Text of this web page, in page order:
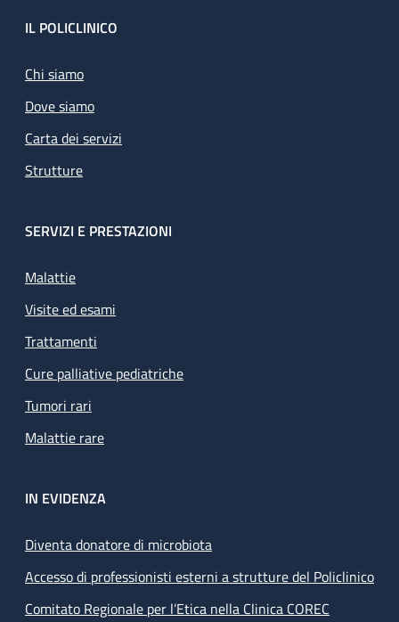
Footer
IL POLICLINICO
Chi siamo
Dove siamo
Carta dei servizi
Strutture
SERVIZI E PRESTAZIONI
Malattie
Visite ed esami
Trattamenti
Cure palliative pediatriche
Tumori rari
Malattie rare
IN EVIDENZA
Diventa donatore di microbiota
Accesso di professionisti esterni a strutture del Policlinico
Comitato Regionale per l’Etica nella Clinica COREC